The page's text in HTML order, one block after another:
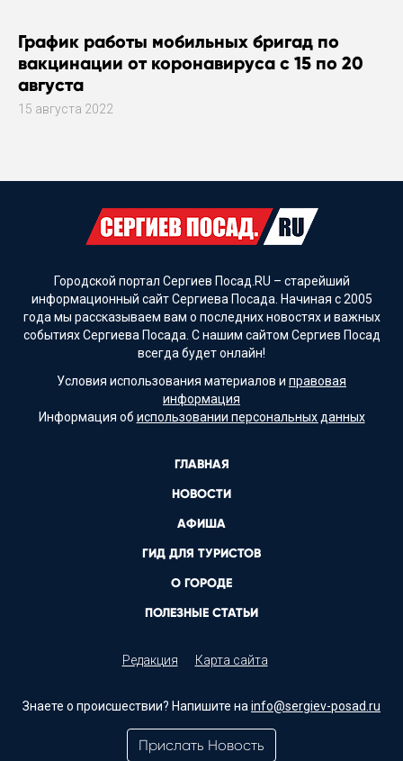
График работы мобильных бригад по
вакцинации от коронавируса с 15 по 20
августа
15 августа 2022
Городской портал Сергиев Посад.RU – старейший
информационный сайт Сергиева Посада. Начиная с 2005
года мы рассказываем вам о последних новостях и важных
событиях Сергиева Посада. С нашим сайтом Сергиев Посад
всегда будет онлайн!
Условия использования материалов и правовая
информация
Информация об использовании персональных данных
ГЛАВНАЯ
НОВОСТИ
АФИША
ГИД ДЛЯ ТУРИСТОВ
О ГОРОДЕ
ПОЛЕЗНЫЕ СТАТЬИ
Редакция Карта сайта
Знаете о происшествии? Напишите наinfo@sergiev-posad.ru
Прислать Новость